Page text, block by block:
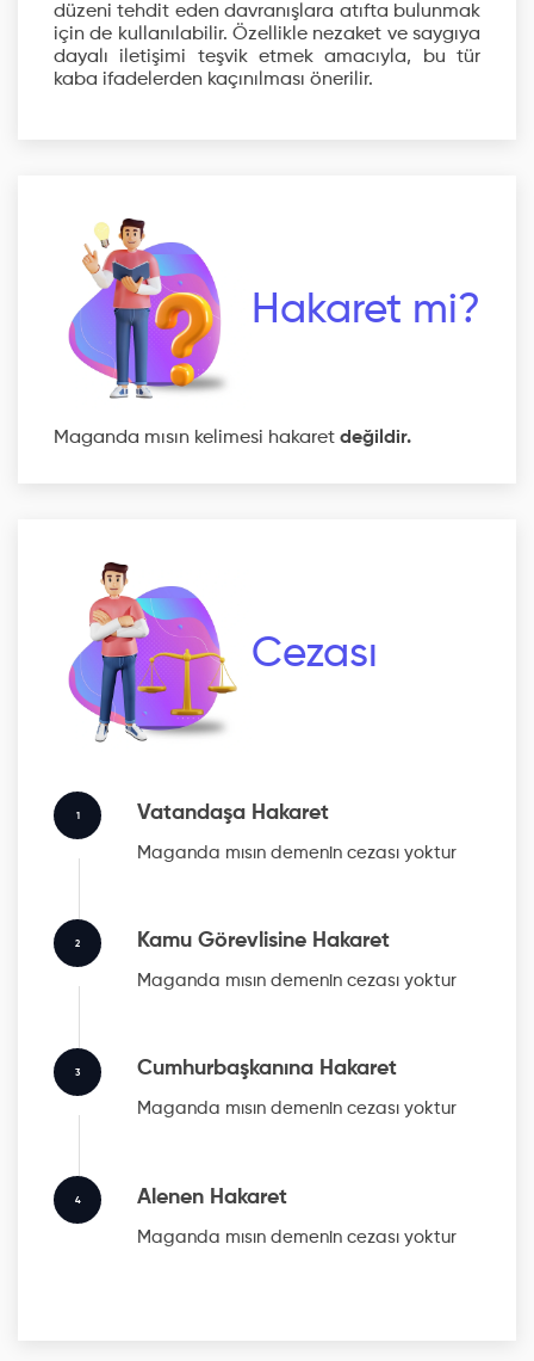
düzeni tehdit eden davranışlara atıfta bulunmak
için de kullanılabilir. Özellikle nezaket ve saygıya
dayalı iletişimi teşvik etmek amacıyla, bu tür
kaba ifadelerden kaçınılması önerilir.
Hakaret mi?
Maganda mısın kelimesi hakaret değildir.
Cezası
1 Vatandaşa Hakaret
Maganda mısın demenin cezası yoktur
2 Kamu Görevlisine Hakaret
Maganda mısın demenin cezası yoktur
3 Cumhurbaşkanına Hakaret
Maganda mısın demenin cezası yoktur
4 Alenen Hakaret
Maganda mısın demenin cezası yoktur